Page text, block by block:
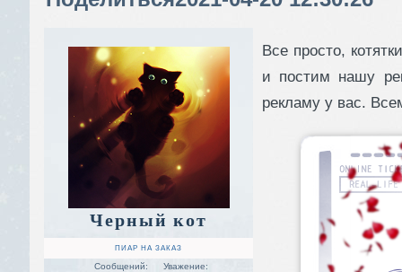
Черный кот
ПИАР НА ЗАКАЗ
Сообщений:
Уважение:
Все просто,
и постим нашу
рекламу у вас.